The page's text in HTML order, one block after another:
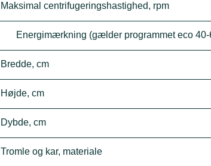
Maksimal centrifugeringshastighed, rpm
Energimærkning (gælder programmet eco 40-
Bredde, cm
Højde, cm
Dybde, cm
Tromle og kar, materiale